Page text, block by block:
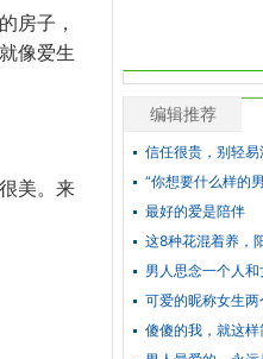
房子，
像爱生
美。来
编辑推荐
信任很贵，别轻易
“你想要什么样的
最好的爱是陪伴
这8种花混着养，
男人思念一个人
可爱的昵称女生
傻傻的我，就这